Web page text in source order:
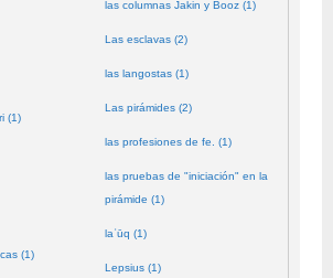
(1)
(1)
las columnas Jakin y Booz (1)
Las esclavas (2)
las langostas (1)
Las pirámides (2)
las profesiones de fe. (1)
las pruebas de "iniciación" en la
pirámide (1)
laʿūq (1)
Lepsius (1)